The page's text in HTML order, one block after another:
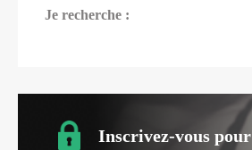
Je recherche :
Inscrivez-vous